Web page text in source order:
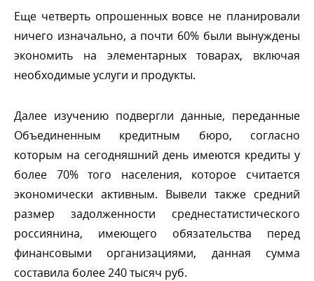
Еще четверть опрошенных вовсе не планировали
ничего изначально, а почти 60% были вынуждены
экономить на элементарных товарах, включая
необходимые услуги и продукты.
Далее изучению подвергли данные, переданные
Объединенным кредитным бюро, согласно
которым на сегодняшний день имеются кредиты у
олее 70% того населения, которое считается
экономически активным. Вывели также средний
размер задолженности среднестатистического
россиянина, имеющего обязательства перед
финансовыми организациями, данная сумма
составила более 240 тысяч руб.